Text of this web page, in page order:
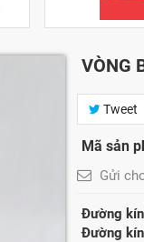
VÒNG
Tweet
Mã sản
Gửi
Đường
Đường